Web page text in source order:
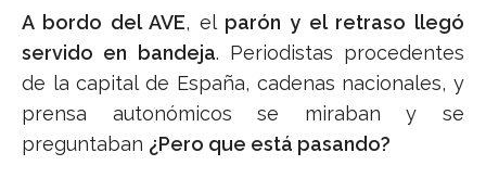
A bordo del AVE, el parón y el retraso llegó
servido en bandeja. Periodistas procedentes
de la capital de España, cadenas nacionales, y
prensa autonómicos se miraban y se
preguntaban ¿Pero que está pasando?